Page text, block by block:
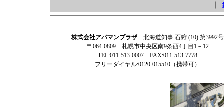
株式会社アパマンプラザ北海道知事 石狩 (10) 第3992号
〒064-0809 札幌市中央区南9条西4丁目1－12
TEL:011-513-0007 FAX:011-513-7778
フリーダイヤル:0120-015510（携帯可）